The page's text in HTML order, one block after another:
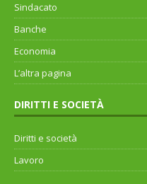
Sindacato
Banche
Economia
L’altra pagina
DIRITTI E SOCIETÀ
Diritti e società
Lavoro